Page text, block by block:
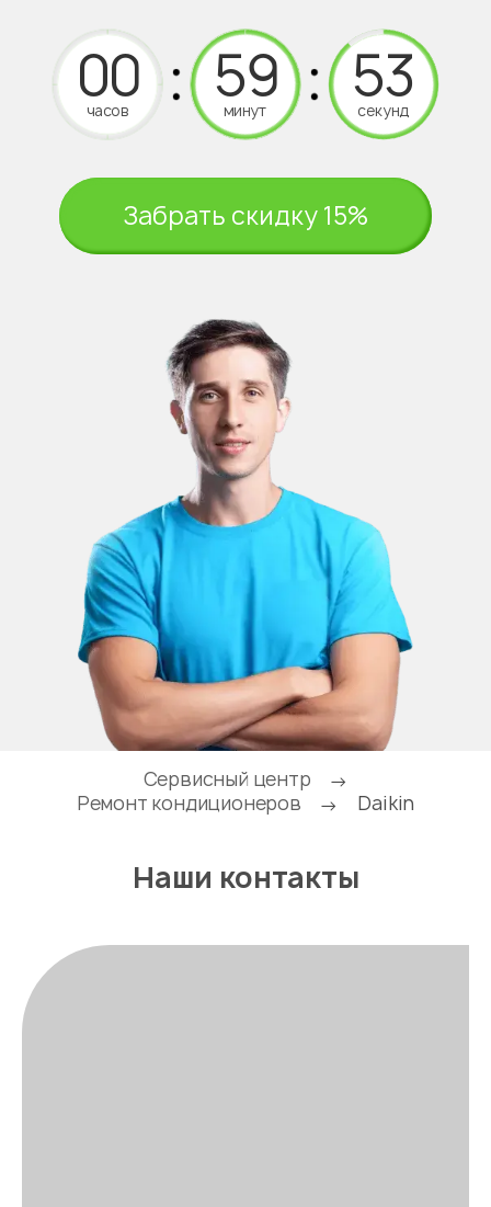
часов минут секунд
Забрать скидку 15%
Сервисный центр
→
Ремонт кондиционеров
→ Daikin
Наши контакты